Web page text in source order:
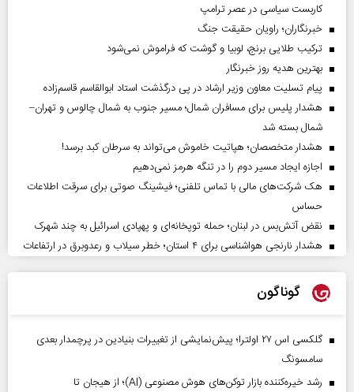
کاربست سیاسی در عصر ترامپ
خبرنگاران؛ راویان حقیقت جنگ
ترکیب طلایی برنج، لوبیا و گوشت که فراموش نمی‌شود
بهترین هدیه روز خبرنگار
پیام تسلیت معاون وزیر ارشاد در پی درگذشت استاد ابوالقاسم قاسم‌زاده
هشدار پلیس برای مسافران شمال؛ مسیر جنوب به شمال چالوس و تهران–
شمال بسته شد
هشدار متخصصان؛ هپاتیت خاموش می‌تواند به سرطان کبد برسد!
اجازه ایجاد مسیر دوم را در تنگه هرمز نمی‌دهیم
هک شرکت‌های مالی با تماس تلفنی؛ فیشینگ صوتی برای سرقت اطلاعات
حساس
نقض آتش‌بس در لبنان؛ حمله توپخانه‌ای و پهپادی اسرائیل به چند شهرک
هشدار نارنجی هواشناسی برای ۴ استان؛ خطر سیلاب و رعدوبرق در ارتفاعات
گوناگون
گلکسی اس ۲۷ اولترا؛ پیش‌نمایشی از تغییرات بنیادین در پرچمدار بعدی
سامسونگ
رشد خیره‌کننده بازار توکن‌های هوش مصنوعی (AI)؛ از هیجان تا